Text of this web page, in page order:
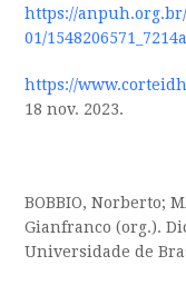
https://
01/
https://
18 nov. 2023.
BOBBIO, Norberto;
Gianfranco (org.).
Universidade de